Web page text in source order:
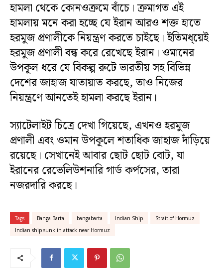
হামলা থেকে কোনওক্রমে বাঁচে। ক্রমাগত এই
হামলায় মনে করা হচ্ছে যে ইরান আরও শক্ত হাতে
হরমুজ প্রণালীকে নিয়ন্ত্রণ করতে চাইছে। ইতিমধ্য়েই
হরমুজ প্রণালী বন্ধ করে রেখেছে ইরান। ওমানের
উপকূল ধরে যে বিকল্প রুটে ভারতীয় সহ বিভিন্ন
দেশের জাহাজ যাতায়াত করছে, তাও নিজের
নিয়ন্ত্রণে আনতেই হামলা করছে ইরান।
স্যাটেলাইট চিত্রে দেখা গিয়েছে, এখনও হরমুজ
প্রণালী এবং ওমান উপকূলে শতাধিক জাহাজ দাঁড়িয়ে
রয়েছে। সেখানেই আবার ছোট ছোট বোট, যা
ইরানের রেভেলিউশনারি গার্ড কর্পসের, তারা
নজরদারি করছে।
Tags Banga Barta bangabarta Indian Ship
Strait of Hormuz
Indian ship sunk in attack near Hormuz